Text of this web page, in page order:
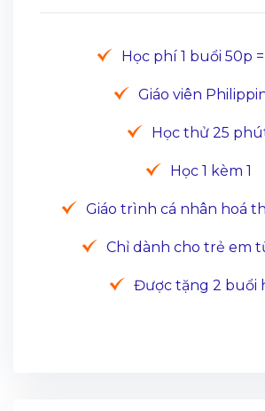
Học phí 1 buổi 50p =
Giáo viên
Học thử 25
Học 1 kèm 1
Giáo trình cá nhân hoá
Chỉ dành cho trẻ em
Được tặng 2 buổi